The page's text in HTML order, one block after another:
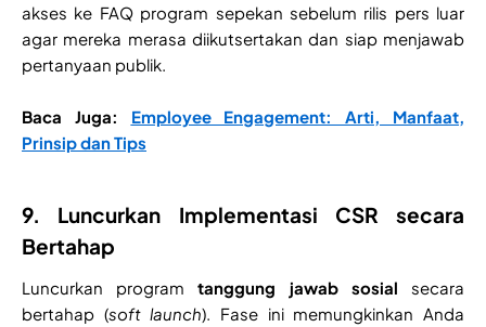
akses ke FAQ program sepekan sebelum rilis pers luar
agar mereka merasa diikutsertakan dan siap menjawab
pertanyaan publik.
Baca Juga: Employee Engagement: Arti, Manfaat,
Prinsip dan Tips
9. Luncurkan Implementasi CSR secara
Bertahap
Luncurkan programtanggung jawab sosial secara
bertahap (soft launch). Fase ini memungkinkan Anda